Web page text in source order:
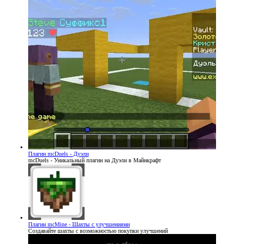
Плагин mcDuels - Дуэли
mcDuels - Уникальный плагин на Дуэли в Майнкрафт
Плагин mcMine - Шахты с улучшениями
Создавайте шахты с возможностью покупки улучшений